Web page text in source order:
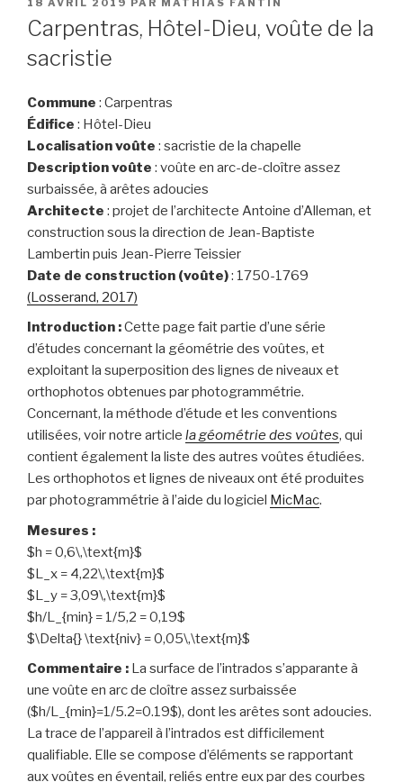
LE
18 AVRIL 2019 PAR MATHIAS FANTIN
Carpentras, Hôtel-Dieu, voûte de la
sacristie
Commune : Carpentras
Édifice : Hôtel-Dieu
Localisation voûte : sacristie de la chapelle
Description voûte : voûte en arc-de-cloître assez
surbaissée, à arêtes adoucies
Architecte : projet de l’architecte Antoine d’Alleman, et
construction sous la direction de Jean-Baptiste
Lambertin puis Jean-Pierre Teissier
Date de construction (voûte): 1750-1769
(Losserand, 2017)
Introduction :Cette page fait partie d’une série
d’études concernant la géométrie des voûtes, et
exploitant la superposition des lignes de niveaux et
orthophotos obtenues par photogrammétrie.
Concernant, la méthode d’étude et les conventions
utilisées, voir notre article la géométrie des voûtes, qui
contient également la liste des autres voûtes étudiées.
Les orthophotos et lignes de niveaux ont été produites
par photogrammétrie à l’aide du logiciel MicMac.
Mesures :
$h = 0,6\,\text{m}$
$L_x = 4,22\,\text{m}$
$L_y = 3,09\,\text{m}$
$h/L_{min} = 1/5,2 = 0,19$
$\Delta{} \text{niv} = 0,05\,\text{m}$
Commentaire : La surface de l’intrados s’apparante à
une voûte en arc de cloître assez surbaissée
($h/L_{min}=1/5.2=0.19$), dont les arêtes sont adoucies.
La trace de l’appareil à l’intrados est difficilement
qualifiable. Elle se compose d’éléments se rapportant
aux voûtes en éventail, reliés entre eux par des courbes